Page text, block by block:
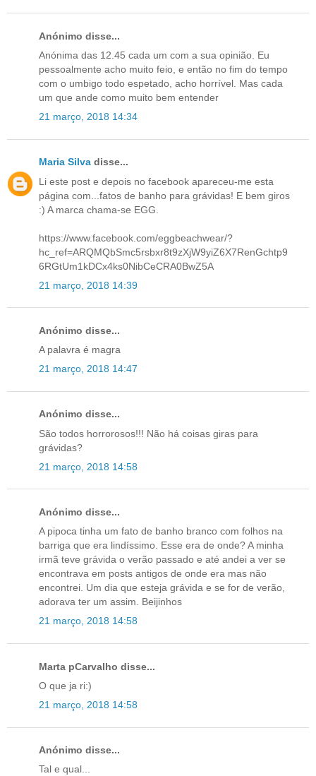
Anónimo disse...
Anónima das 12.45 cada um com a sua opinião. Eu
pessoalmente acho muito feio, e então no fim do tempo
com o umbigo todo espetado, acho horrível. Mas cada
um que ande como muito bem entender
21 março, 2018 14:34
Maria Silva disse...
Li este post e depois no facebook apareceu-me esta
página com...fatos de banho para grávidas! E bem giros
:) A marca chama-se EGG.
https://www.facebook.com/eggbeachwear/?
hc_ref=ARQMQbSmc5rsbxr8t9zXjW9yiZ6X7RenGchtp9
6RGtUm1kDCx4ks0NibCeCRA0BwZ5A
21 março, 2018 14:39
Anónimo disse...
A palavra é magra
21 março, 2018 14:47
Anónimo disse...
São todos horrorosos!!! Não há coisas giras para
grávidas?
21 março, 2018 14:58
Anónimo disse...
A pipoca tinha um fato de banho branco com folhos na
barriga que era lindíssimo. Esse era de onde? A minha
irmã teve grávida o verão passado e até andei a ver se
encontrava em posts antigos de onde era mas não
encontrei. Um dia que esteja grávida e se for de verão,
adorava ter um assim. Beijinhos
21 março, 2018 14:58
Marta pCarvalho disse...
O que ja ri:)
21 março, 2018 14:58
Anónimo disse...
Tal e qual...